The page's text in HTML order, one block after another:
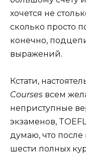
хочется не
сколько просто
конечно,
выражений.
Кстати,
Courses всем
неприступные
экзаменов,
думаю, что после
шести полных